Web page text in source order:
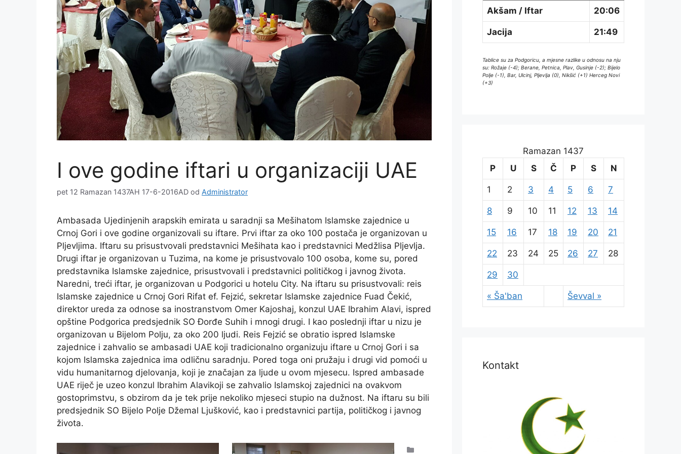
I ove godine iftari u organizaciji UAE
pet 12 Ramazan 1437AH 17-6-2016AD od Administrator
Ambasada Ujedinjenih arapskih emirata u saradnji sa Mešihatom Islamske zajednice u
Crnoj Gori i ove godine organizovali su iftare. Prvi iftar za oko 100 postača je organizovan u
Pljevljima. Iftaru su prisustvovali predstavnici Mešihata kao i predstavnici Medžlisa Pljevlja.
Drugi iftar je organizovan u Tuzima, na kome je prisustvovalo 100 osoba, kome su, pored
predstavnika Islamske zajednice, prisustvovali i predstavnici političkog i javnog života.
Naredni, treći iftar, je organizovan u Podgorici u hotelu City. Na iftaru su prisustvovali: reis
Islamske zajednice u Crnoj Gori Rifat ef. Fejzić, sekretar Islamske zajednice Fuad Čekić,
direktor ureda za odnose sa inostranstvom Omer Kajoshaj, konzul UAE Ibrahim Alavi, ispred
opštine Podgorica predsjednik SO Đorđe Suhih i mnogi drugi. I kao poslednji iftar u nizu je
organizovan u Bijelom Polju, za oko 200 ljudi. Reis Fejzić se obratio ispred Islamske
zajednice i zahvalio se ambasadi UAE koji tradicionalno organizuju iftare u Crnoj Gori i sa
kojom Islamska zajednica ima odličnu saradnju. Pored toga oni pružaju i drugi vid pomoći u
vidu humanitarnog djelovanja, koji je značajan za ljude u ovom mjesecu. Ispred ambasade
UAE riječ je uzeo konzul Ibrahim Alavikoji se zahvalio Islamskoj zajednici na ovakvom
gostoprimstvu, s obzirom da je tek prije nekoliko mjeseci stupio na dužnost. Na iftaru su bili
predsjednik SO Bijelo Polje Džemal Ljušković, kao i predstavnici partija, političkog i javnog
života.
Akšam / Iftar 20:06
Jacija 21:49
Tablice su za Podgoricu, a mjesne razlike u odnosu na nju
su: Rožaje (-4); Berane, Petnica, Plav, Gusinje (-2); Bijelo
Polje (-1), Bar, Ulcinj, Pljevlja (0), Nikšić (+1) Herceg Novi
(+3)
Ramazan 1437
P
U S Č P S N
« Ša'ban Ševval »
1 2 3 4 5 6 7
8 9 10 11 12 13 14
15 16 17 18 19 20 21
22 23 24 25 26 27 28
29 30
Kontakt